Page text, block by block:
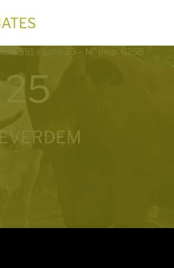
391 » Lote 25 – N° insp. 6258